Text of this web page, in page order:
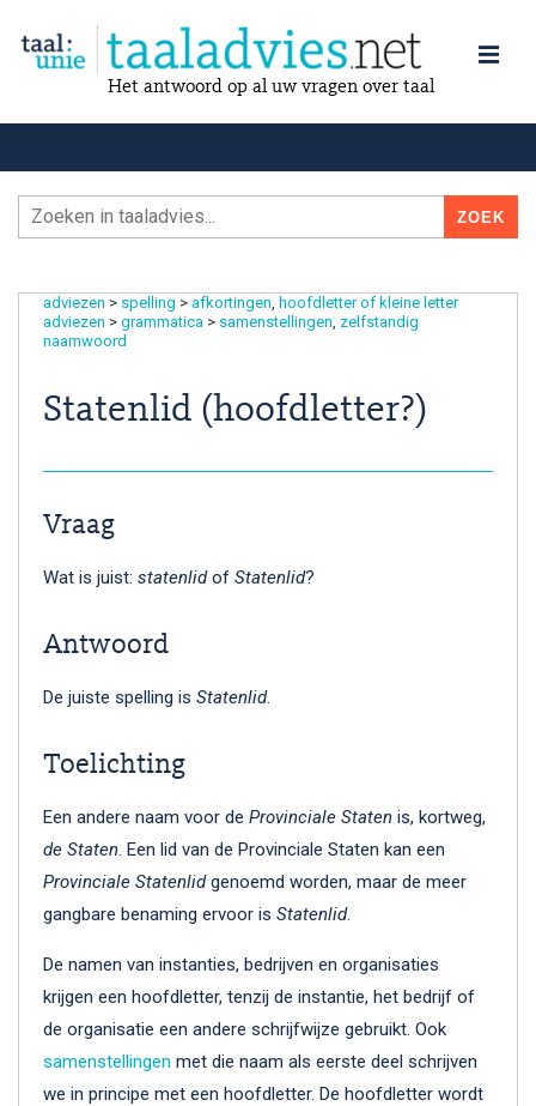
Het antwoord op al uw vragen over taal
adviezen > spelling > afkortingen hoofdletter of kleine letter
adviezen > grammatica > samenstellingen zelfstandig
naamwoord
Statenlid (hoofdletter?)
Vraag
Wat is juist: statenlidof Statenlid?
Antwoord
De juiste spelling is Statenlid.
Toelichting
Een andere naam voor de Provinciale Staten is, kortweg,
de Staten. Een lid van de Provinciale Staten kan een
Provinciale Statenlidgenoemd worden, maar de meer
gangbare benaming ervoor is Statenlid.
De namen van instanties, bedrijven en organisaties
krijgen een hoofdletter, tenzij de instantie, het bedrijf of
de organisatie een andere schrijfwijze gebruikt. Ook
samenstellingen met die naam als eerste deel schrijven
we in principe met een hoofdletter. De hoofdletter wordt